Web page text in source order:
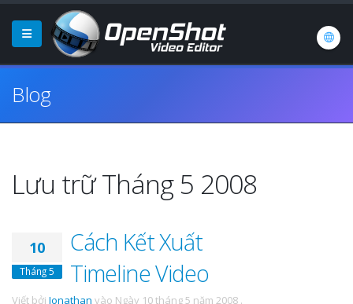
Blog
Lưu trữ Tháng 5 2008
10
Tháng 5
Cách Kết Xuất
Timeline Video
Viết bởi Jonathan vào Ngày 10 tháng 5 năm 2008 .